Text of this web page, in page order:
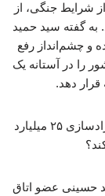
شرایط جنگی، از
به گفته سید حمید
بلوکه‌شده و چشم‌انداز رفع
را در آستانه یک
دهد.
حسینی عضو اتاق